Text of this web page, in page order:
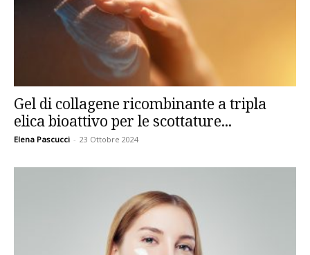
Gel di collagene ricombinante a tripla
elica bioattivo per le scottature...
Elena Pascucci - 23 Ottobre 2024